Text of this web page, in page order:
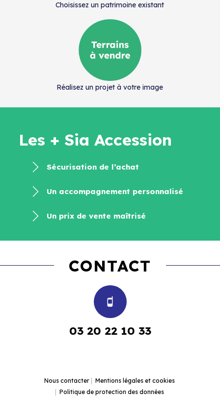
Choisissez un patrimoine existant
Réalisez un projet à votre image
Les + Sia Accession
Sécurisation de l’achat
Un accompagnement personnalisé
Un prix de vente maîtrisé
CONTACT
03 20 22 10 33
Nous contacter
Mentions légales et cookies
Politique de protection des données